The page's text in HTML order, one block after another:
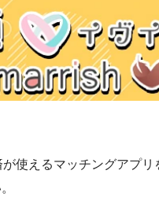
使えるマッチングアプ